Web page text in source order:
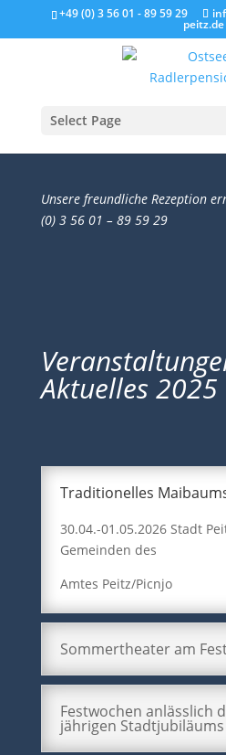
+49 (0) 3 56 01 - 89 59 29
peitz.de
Select Page
Unsere freundliche Rezeption
(0) 3 56 01 – 89 59 29
Aktuelles 2025
Traditionelles
30.04.-01.05.2026 Stadt
Gemeinden des
Amtes Peitz/Picnjo
Sommertheater am
Festwochen anlässlich
jährigen Stadtjubiläums